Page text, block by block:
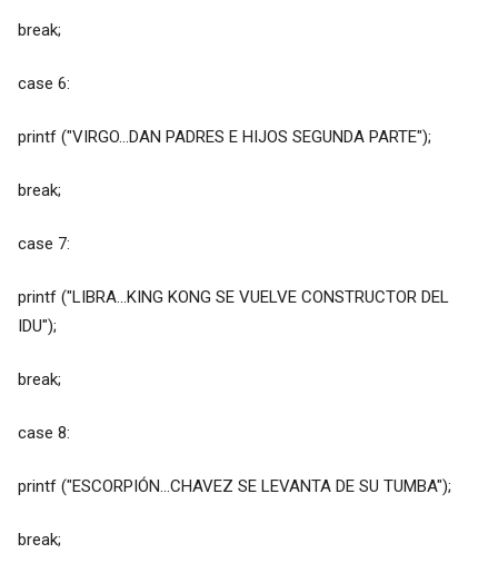
break;
case 6:
printf ("VIRGO...DAN PADRES E HIJOS SEGUNDA PARTE");
break;
case 7:
printf ("LIBRA...KING KONG SE VUELVE CONSTRUCTOR DEL
IDU");
break;
case 8:
printf ("ESCORPIÓN...CHAVEZ SE LEVANTA DE SU TUMBA");
break;